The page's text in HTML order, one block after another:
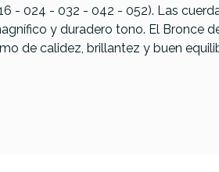
- 024 - 032 - 042 - 052). Las
y duradero tono. El Bronce
de calidez, brillantez y buen